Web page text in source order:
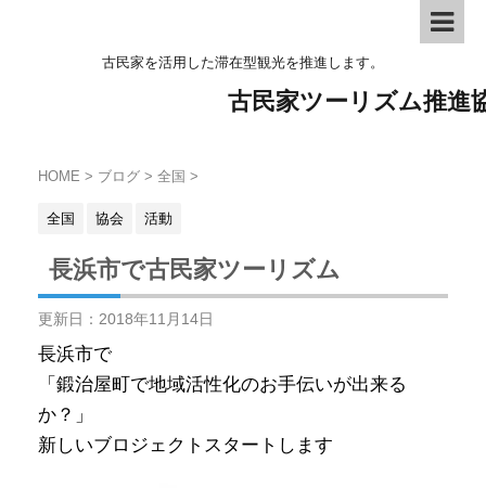
古民家を活用した滞在型観光を推進します。
古民家ツーリズム推進
HOME > ブログ > 全国 >
全国 協会 活動
長浜市で古民家ツーリズム
更新日： 2018年11月14日
長浜市で
「鍛治屋町で地域活性化のお手伝いが出来る
か？」
新しいブロジェクトスタートします